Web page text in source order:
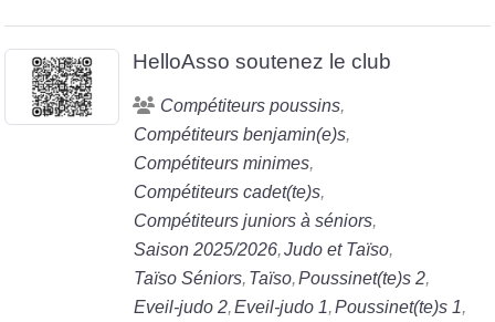
HelloAsso soutenez le club
Compétiteurs poussins
Compétiteurs benjamin(e)s
Compétiteurs minimes
Compétiteurs cadet(te)s
Compétiteurs juniors à séniors
Saison 2025/2026 Judo et Taïso
Taïso Séniors Taïso Poussinet(te)s 2
Eveil-judo 2 Eveil-judo 1 Poussinet(te)s 1